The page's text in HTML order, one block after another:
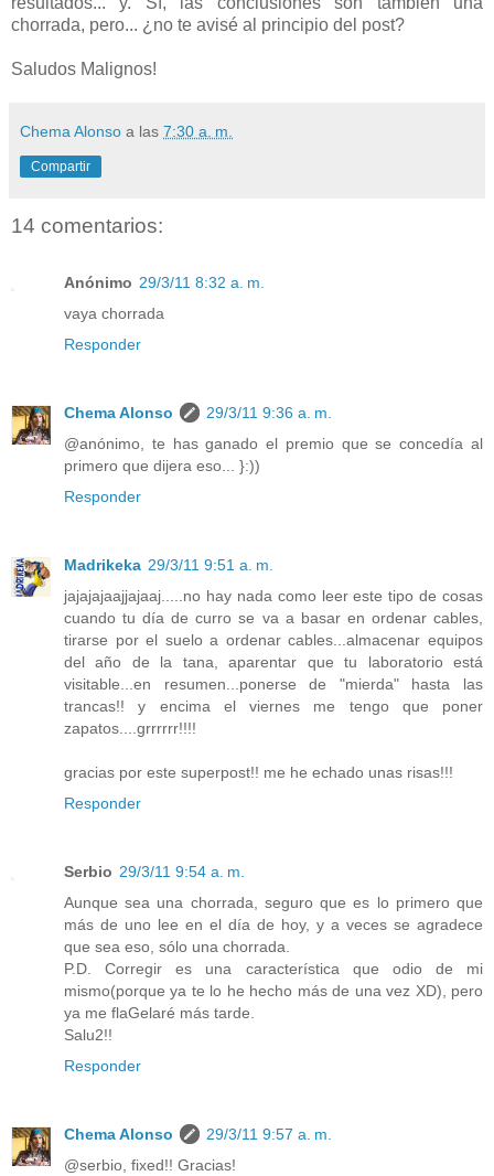
chorrada, pero... ¿no te avisé al principio del post?
Saludos Malignos!
Chema Alonso a las 7:30 a. m.
Compartir
14 comentarios:
Anónimo 29/3/11 8:32 a. m.
vaya chorrada
Responder
Chema Alonso
29/3/11 9:36 a. m.
@anónimo, te has ganado el premio que se concedía al
primero que dijera eso... }:))
Responder
Madrikeka 29/3/11 9:51 a. m.
jajajajaajjajaaj.....no hay nada como leer este tipo de cosas
cuando tu día de curro se va a basar en ordenar cables,
tirarse por el suelo a ordenar cables...almacenar equipos
del año de la tana, aparentar que tu laboratorio está
visitable...en resumen...ponerse de "mierda" hasta las
trancas!! y encima el viernes me tengo que poner
zapatos....grrrrrr!!!!
gracias por este superpost!! me he echado unas risas!!!
Responder
Serbio 29/3/11 9:54 a. m.
Aunque sea una chorrada, seguro que es lo primero que
más de uno lee en el día de hoy, y a veces se agradece
que sea eso, sólo una chorrada.
P.D. Corregir es una característica que odio de mi
mismo(porque ya te lo he hecho más de una vez XD), pero
ya me flaGelaré más tarde.
Salu2!!
Responder
Chema Alonso
29/3/11 9:57 a. m.
@serbio, fixed!! Gracias!